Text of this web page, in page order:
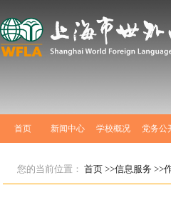
首页 新闻中心 学校概况 党务公
您的当前位置：首页 >>信息服务 >>